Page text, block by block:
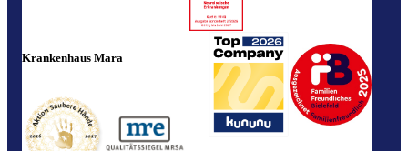
Krankenhaus Mara